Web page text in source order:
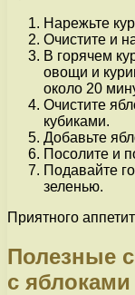
Нарежьте
Очистите и
В горячем
овощи и
около 20
Очистите
кубиками.
Добавьте
Посолите и
Подавайте
зеленью.
Приятного
Полезные
с яблоками